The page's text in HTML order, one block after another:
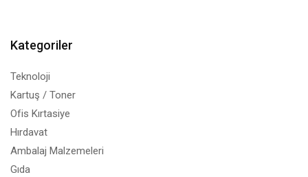
Kategoriler
Teknoloji
Kartuş / Toner
Ofis Kırtasiye
Hırdavat
Ambalaj Malzemeleri
Gıda